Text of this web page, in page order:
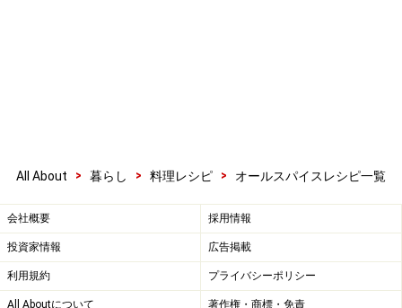
All About > 暮らし > 料理レシピ > オールスパイスレシピ一覧
会社概要 採用情報
投資家情報 広告掲載
利用規約 プライバシーポリシー
All Aboutについて 著作権・商標・免責